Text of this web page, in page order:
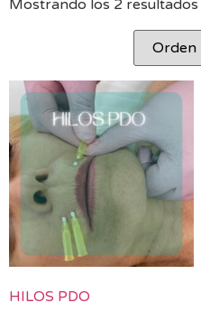
Mostrando los 2 resultados
HILOS PDO